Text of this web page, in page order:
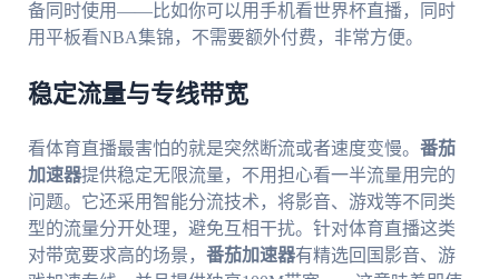
备同时使用——比如你可以用手机看世界杯直播，同时
用平板看NBA集锦，不需要额外付费，非常方便。
稳定流量与专线带宽
看体育直播最害怕的就是突然断流或者速度变慢。 番茄
加速器提供稳定无限流量，不用担心看一半流量用完的
问题。它还采用智能分流技术，将影音、游戏等不同类
型的流量分开处理，避免互相干扰。针对体育直播这类
对带宽要求高的场景， 番茄加速器有精选回国影音、游